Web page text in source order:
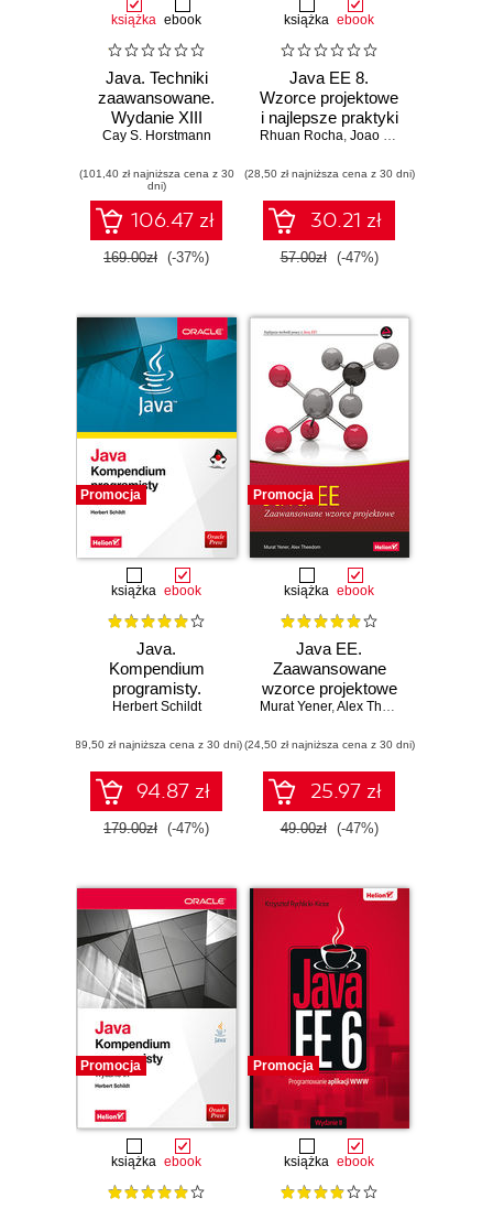
książka ebook
Java. Techniki
zaawansowane.
Wydanie XIII
Cay S. Horstmann
(101,40 zł najniższa cena z 30
dni)
106.47 zł
169.00zł (-37%)
książka ebook
Java EE 8.
Wzorce projektowe
i najlepsze praktyki
Rhuan Rocha, Joao Purificacao
(28,50 zł najniższa cena z 30 dni)
30.21 zł
57.00zł (-47%)
Promocja
książka ebook
Java.
Kompendium
programisty.
Wydanie X
Herbert Schildt
(89,50 zł najniższa cena z 30 dni)
94.87 zł
179.00zł (-47%)
Promocja
książka ebook
Java EE.
Zaawansowane
wzorce projektowe
Murat Yener,Alex Theedom
(24,50 zł najniższa cena z 30 dni)
25.97 zł
49.00zł (-47%)
Promocja
książka ebook
Promocja
książka ebook